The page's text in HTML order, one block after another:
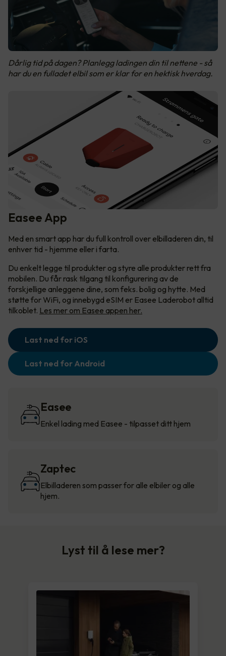
Dårlig tid på dagen? Planlegg ladingen din til nettene - så
har du en fulladet elbil som er klar for en hektisk hverdag.
Easee App
Med en smart app har du full kontroll over elbilladeren din, til
enhver tid - hjemme eller i farta.
Du enkelt legge til produkter og styre alle produkter rett fra
mobilen. Du får rask tilgang til konfigurering av de
forskjellige anleggene dine, som feks. bolig og hytte. Med
støtte for WiFi, og innebygd eSIM er Easee Laderobot alltid
tilkoblet. Les mer om Easee appen her.
Last ned for iOS
Last ned for Android
Easee
Enkel lading med Easee - tilpasset ditt hjem
Zaptec
Elbilladeren som passer for alle elbiler og alle
hjem.
Lyst til å lese mer?